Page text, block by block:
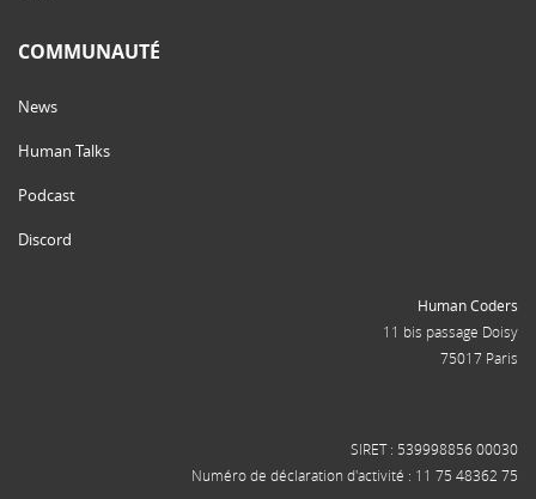
COMMUNAUTÉ
News
Human Talks
Podcast
Discord
Human Coders
11 bis passage Doisy
75017 Paris
SIRET : 539998856 00030
Numéro de déclaration d'activité : 11 75 48362 75